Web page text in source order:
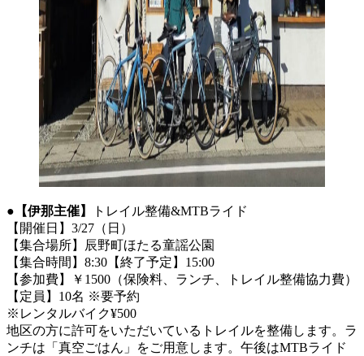
● 【伊那主催】
トレイル整備&MTBライド
【開催日】3/27（日）
【集合場所】辰野町ほたる童謡公園
【集合時間】8:30【終了予定】15:00
【参加費】￥1500（保険料、ランチ、トレイル整備協力費）
【定員】10名 ※要予約
※レンタルバイク¥500
地区の方に許可をいただいているトレイルを整備します。ラ
ンチは「真空ごはん」をご用意します。午後はMTBライド